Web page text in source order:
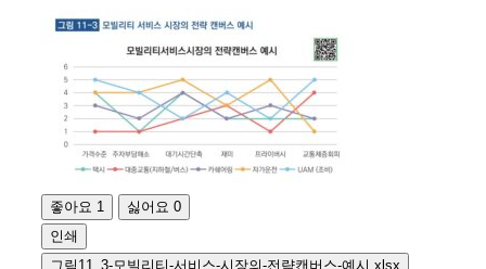
좋아요 1 싫어요 0
인쇄
그림11_3-모빌리티-서비스-시장의-전략캔버스-예시.xlsx